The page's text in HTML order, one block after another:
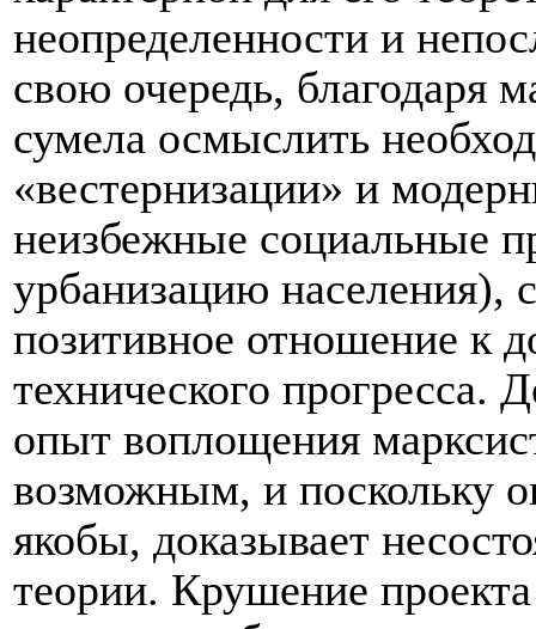
неопределенности и
свою очередь, благодаря
сумела осмыслить
«вестернизации» и
неизбежные социальные
урбанизацию населения),
позитивное отношение к
технического прогресса.
опыт воплощения
возможным, и поскольку
якобы, доказывает
теории. Крушение